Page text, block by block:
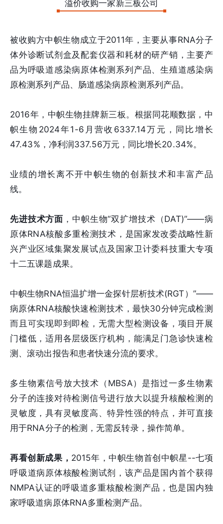
溢价收购一家新三板公司
被收购方中帜生物成立于2011年，主要从事RNA分子
体外诊断试剂盒及配套仪器和耗材的研产销，主要产
品为呼吸道感染病原体检测系列产品、生殖道感染病
原检测系列产品、肠道感染病原检测系列产品。
2016年，中帜生物挂牌新三板。根据同花顺数据，中
帜生物2024年1-6月营收6337.14万元，同比增长
47.43%，净利润337.56万元，同比增长20.34%。
业绩的增长离不开中帜生物的创新技术和丰富产品
线。
先进技术方面 ，中帜生物“双扩增技术（DAT)”——病
原体RNA核酸多重检测技术，是国家发改委战略性新
兴产业区域集聚发展试点及国家卫计委科技重大专项
十二五课题成果。
中帜生物RNA恒温扩增一金探针层析技术(RGT）”——
病原体RNA核酸快速检测技术，最快30分钟完成检测
而且可实现即到即检，无需大型检测设备，项目开展
门槛低，适用各层级医疗机构，能满足门急诊快速检
测、滚动出报告和患者快速分流的要求。
多生物素信号放大技术（MBSA）是指过一多生物素
分子的连接对待检测信号进行放大以提升核酸检测的
灵敏度，具有灵敏度高、特异性强的特点，并可直接
用于RNA分子的检测，无需反转录，操作简单。
再看创新成果， 2015年，中帜生物首创中帜星--七项
呼吸道病原体核酸检测试剂，该产品是国内首个获得
NMPA认证的呼吸道多重核酸检测产品，也是国内独
家呼吸道病原体RNA多重检测产品。